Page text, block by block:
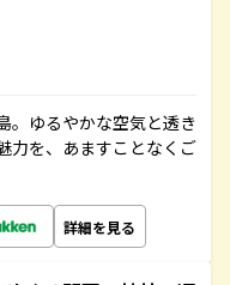
。ゆるやかな空気と透き
力を、あますことなくご
詳細を見る